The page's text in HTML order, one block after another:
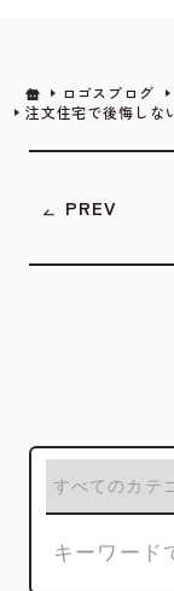
PREV
ロゴスブログ
注文住宅で後悔しな